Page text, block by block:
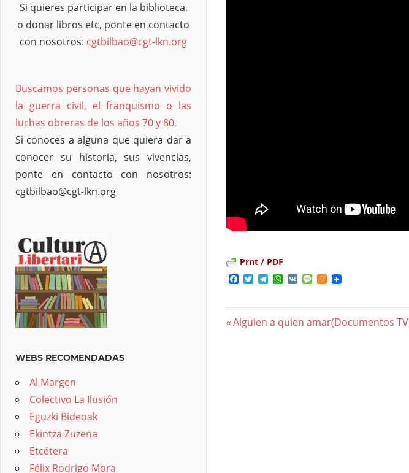
Prnt / PDF
Facebook
TwitterTelegram
WhatsApp
VK MessageMeneame
Previous
Alguien a quien amar(Documentos
Si quieres participar en la biblioteca,
o donar libros etc, ponte en contacto
con nosotros: cgtbilbao@cgt-lkn.org
Buscamos personas que hayan vivido
la guerra civil, el franquismo o las
luchas obreras de los años 70 y 80.
Si conoces a alguna que quiera dar a
conocer su historia, sus vivencias,
ponte en contacto con nosotros:
cgtbilbao@cgt-lkn.org
WEBS RECOMENDADAS
Al Margen
Colectivo La Ilusión
Eguzki Bideoak
Ekintza Zuzena
Etcétera
Félix Rodrigo Mora